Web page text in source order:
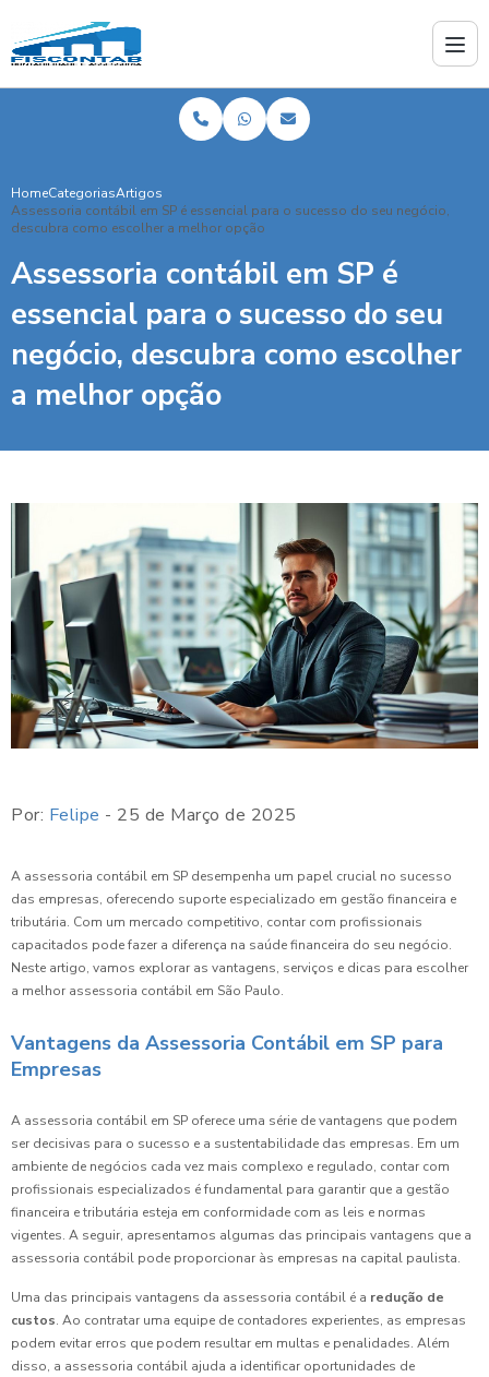
HomeCategoriasArtigos
Assessoria contábil em SP é essencial para o sucesso do seu negócio,
descubra como escolher a melhor opção
Assessoria contábil em SP é
essencial para o sucesso do seu
negócio, descubra como escolher
a melhor opção
Por: Felipe - 25 de Março de 2025
A assessoria contábil em SP desempenha um papel crucial no sucesso
das empresas, oferecendo suporte especializado em gestão financeira e
tributária. Com um mercado competitivo, contar com profissionais
capacitados pode fazer a diferença na saúde financeira do seu negócio.
Neste artigo, vamos explorar as vantagens, serviços e dicas para escolher
a melhor assessoria contábil em São Paulo.
Vantagens da Assessoria Contábil em SP para
Empresas
A assessoria contábil em SP oferece uma série de vantagens que podem
ser decisivas para o sucesso e a sustentabilidade das empresas. Em um
ambiente de negócios cada vez mais complexo e regulado, contar com
profissionais especializados é fundamental para garantir que a gestão
financeira e tributária esteja em conformidade com as leis e normas
vigentes. A seguir, apresentamos algumas das principais vantagens que a
assessoria contábil pode proporcionar às empresas na capital paulista.
Uma das principais vantagens da assessoria contábil é a redução de
custos. Ao contratar uma equipe de contadores experientes, as empresas
podem evitar erros que podem resultar em multas e penalidades. Além
disso, a assessoria contábil ajuda a identificar oportunidades de